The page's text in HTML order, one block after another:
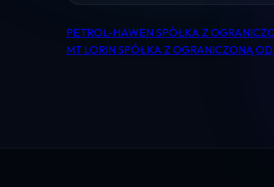
Nawigacja
PETROL-HAWEN SPÓŁKA Z
MT LORIN SPÓŁKA Z OGRANICZONĄ